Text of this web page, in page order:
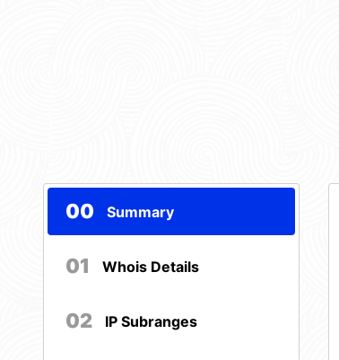
00 Summary
01 Whois Details
02 IP Subranges